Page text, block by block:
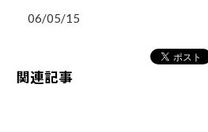
06/05/15
関連記事